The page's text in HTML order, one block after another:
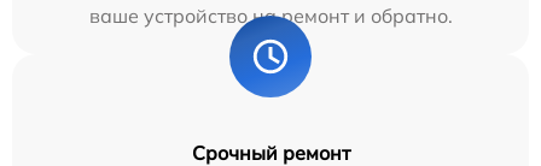
ваше устройство на ремонт и обратно.
Срочный ремонт